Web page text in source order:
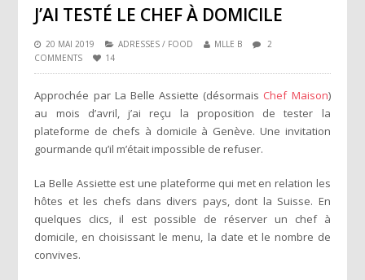
J’AI TESTÉ LE CHEF À DOMICILE
20 MAI 2019 ADRESSES / FOOD MLLE B
2
COMMENTS
14
Approchée par La Belle Assiette (désormais Chef Maison)
au mois d’avril, j’ai reçu la proposition de tester la
plateforme de chefs à domicile à Genève. Une invitation
gourmande qu’il m’était impossible de refuser.
La Belle Assiette est une plateforme qui met en relation les
hôtes et les chefs dans divers pays, dont la Suisse. En
quelques clics, il est possible de réserver un chef à
domicile, en choisissant le menu, la date et le nombre de
convives.